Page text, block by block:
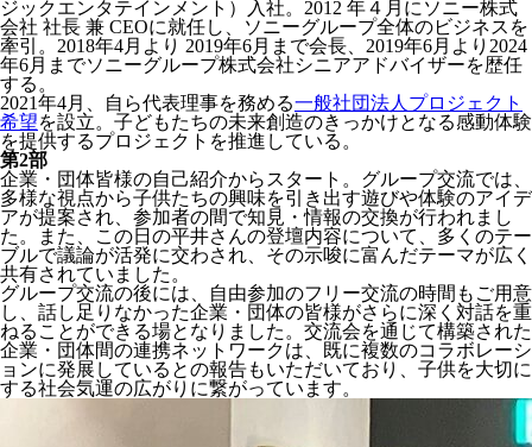
ジックエンタテインメント）入社。2012 年４月にソニー株式
会社 社長 兼 CEOに就任し、ソニーグループ全体のビジネスを
牽引。2018年4月より 2019年6月まで会長、2019年6月より2024
年6月までソニーグループ株式会社シニアアドバイザーを歴任
する。
2021年4月、自ら代表理事を務める一般社団法人プロジェクト
希望を設立。子どもたちの未来創造のきっかけとなる感動体験
を提供するプロジェクトを推進している。
第2部
企業・団体皆様の自己紹介からスタート。グループ交流では、
多様な視点から子供たちの興味を引き出す遊びや体験のアイデ
アが提案され、参加者の間で知見・情報の交換が行われまし
た。また、この日の平井さんの登壇内容について、多くのテー
ブルで議論が活発に交わされ、その示唆に富んだテーマが広く
共有されていました。
グループ交流の後には、自由参加のフリー交流の時間もご用意
し、話し足りなかった企業・団体の皆様がさらに深く対話を重
ねることができる場となりました。交流会を通じて構築された
企業・団体間の連携ネットワークは、既に複数のコラボレーシ
ョンに発展しているとの報告もいただいており、子供を大切に
する社会気運の広がりに繋がっています。